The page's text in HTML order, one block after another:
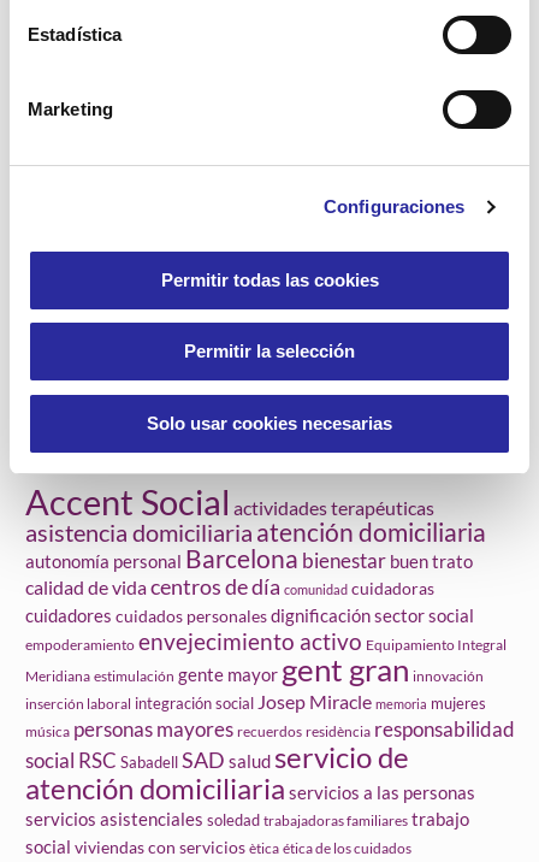
Estadística
Marketing
Configuraciones
Permitir todas las cookies
Permitir la selección
Solo usar cookies necesarias
Viviendas con servicios
Etiquetas
Accent Social actividades terapéuticas
asistencia domiciliaria atención domiciliaria
autonomía personal Barcelona bienestar buen trato
calidad de vidacentros de día comunidad cuidadoras
cuidadores cuidados personalesdignificación sector social
empoderamiento envejecimiento activo Equipamiento Integral
Meridiana estimulación gente mayor gent gran innovación
inserción laboral integración social Josep Miracle memoria mujeres
música personas mayores recuerdos residència responsabilidad
social RSC SabadellSAD salud servicio de
atención domiciliaria servicios a las personas
servicios asistenciales soledad trabajadoras familiares trabajo
social viviendas con servicios ètica ética de los cuidados